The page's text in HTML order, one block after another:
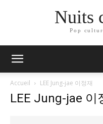
Nuits
Pop
Accueil LEE Jung-jae 이정재
LEE Jung-jae 이